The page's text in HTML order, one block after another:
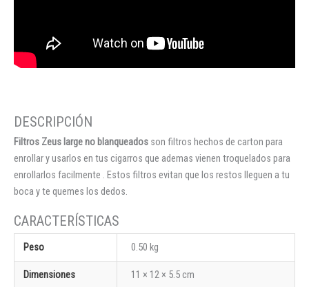
Filtros Zeus large no blanqueados son filtros hechos de carton para
enrollar y usarlos en tus cigarros que ademas vienen troquelados para
enrollarlos facilmente . Estos filtros evitan que los restos lleguen a tu
boca y te quemes los dedos.
Peso 0.50 kg
Dimensiones 11 × 12 × 5.5 cm